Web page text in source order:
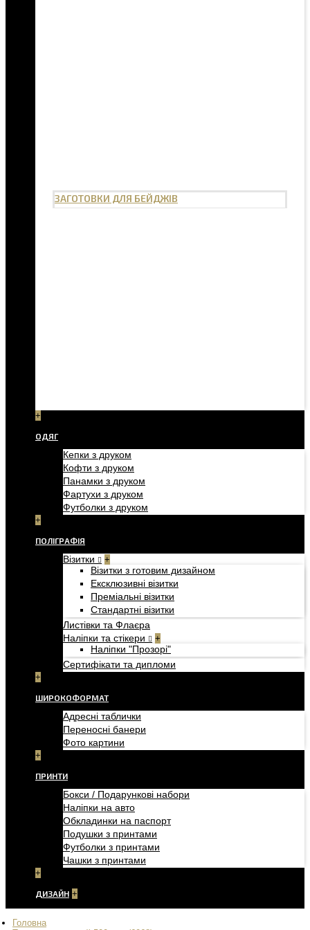
ЗАГОТОВКИ ДЛЯ БЕЙДЖІВ
+
ОДЯГ
Кепки з друком
Кофти з друком
Панамки з друком
Фартухи з друком
Футболки з друком
+
ПОЛІГРАФІЯ
Візитки +
Візитки з готовим дизайном
Ексклюзивні візитки
Преміальні візитки
Стандартні візитки
Листівки та Флаєра
Наліпки та стікери
+
Наліпки "Прозорі"
Сертифікати та дипломи
+
ШИРОКОФОРМАТ
Адресні таблички
Переносні банери
Фото картини
+
ПРИНТИ
Бокси / Подарункові набори
Наліпки на авто
Обкладинки на паспорт
Подушки з принтами
Футболки з принтами
Чашки з принтами
+
ДИЗАЙН +
Головна